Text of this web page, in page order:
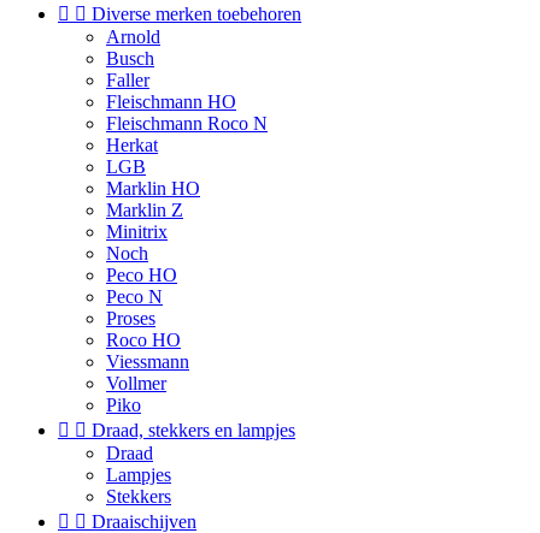
  Diverse merken toebehoren
Arnold
Busch
Faller
Fleischmann HO
Fleischmann Roco N
Herkat
LGB
Marklin HO
Marklin Z
Minitrix
Noch
Peco HO
Peco N
Proses
Roco HO
Viessmann
Vollmer
Piko
  Draad, stekkers en lampjes
Draad
Lampjes
Stekkers
  Draaischijven